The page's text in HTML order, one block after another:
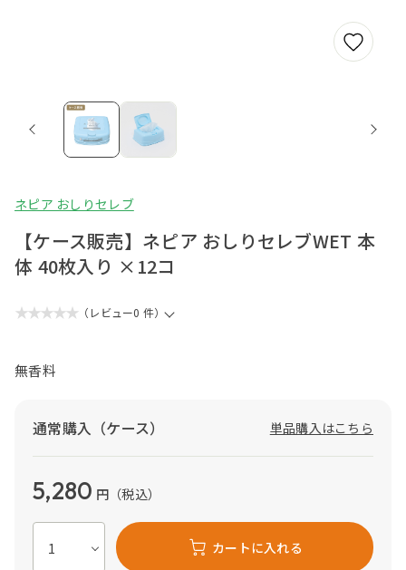
ネピア おしりセレブ
【ケース販売】ネピア おしりセレブWET 本
体 40枚入り ×12コ
★★★★★ （レビュー0 件）
無香料
通常購入（ケース） 単品購入はこちら
5,280 円（税込）
カートに入れる